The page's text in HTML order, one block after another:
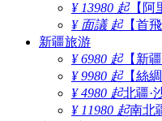
¥ 13980 起【阿
¥ 面議 起【首
新疆旅游
¥ 6980 起【新
¥ 9980 起【絲
¥ 4980 起北疆·
¥ 11980 起南北